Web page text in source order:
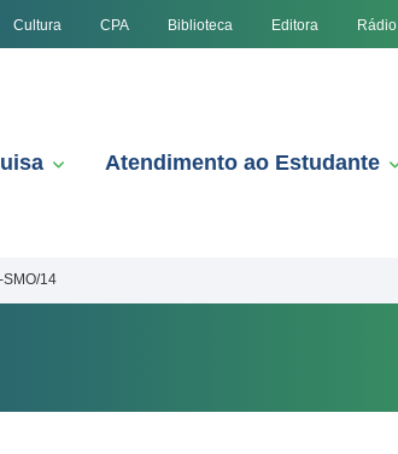
Cultura CPA Biblioteca Editora Rádio
Atendimento ao Estudante
SMO/14